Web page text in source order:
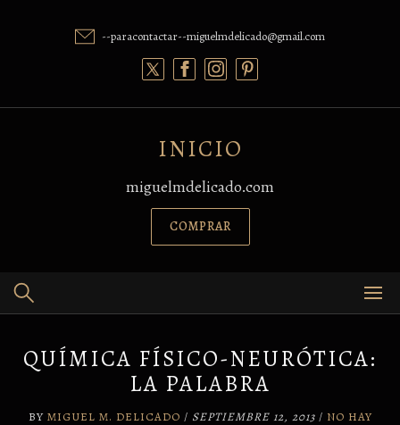
--paracontactar--miguelmdelicado@gmail.com
INICIO
miguelmdelicado.com
COMPRAR
QUÍMICA FÍSICO-NEURÓTICA:
LA PALABRA
BY MIGUEL M. DELICADO / SEPTIEMBRE 12, 2013/ NO HAY